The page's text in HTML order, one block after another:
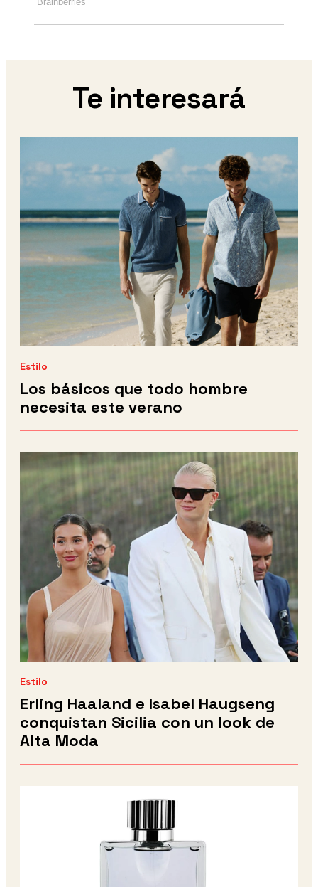
Te interesará
Estilo
Los básicos que todo hombre
necesita este verano
Estilo
Erling Haaland e Isabel Haugseng
conquistan Sicilia con un look de
Alta Moda